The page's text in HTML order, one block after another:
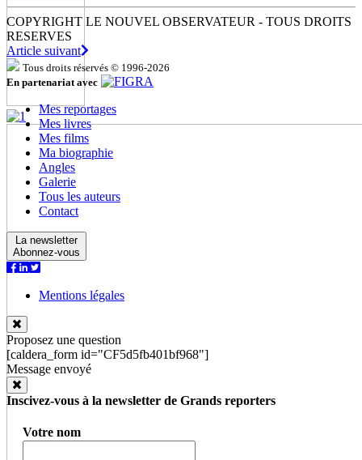
COPYRIGHT LE NOUVEL OBSERVATEUR - TOUS DROITS
RESERVES
Article suivant
Tous droits réservés © 1996-2026
En partenariat avec
Mes reportages
Mes livres
Mes films
Ma biographie
Angles
Galerie
Tous les auteurs
Contact
La newsletter
Abonnez-vous
Mentions légales
Proposez une question
[caldera_form id="CF5d5fb401bf968"]
Message envoyé
Inscivez-vous à la newsletter de Grands reporters
Votre nom